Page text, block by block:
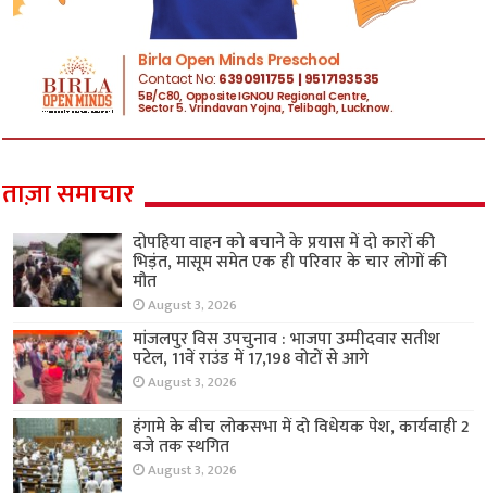
ताज़ा समाचार
दोपहिया वाहन को बचाने के प्रयास में दो कारों की
भिड़ंत, मासूम समेत एक ही परिवार के चार लोगों की
मौत
August 3, 2026
मांजलपुर विस उपचुनाव : भाजपा उम्मीदवार सतीश
पटेल, 11वें राउंड में 17,198 वोटों से आगे
August 3, 2026
हंगामे के बीच लोकसभा में दो विधेयक पेश, कार्यवाही 2
बजे तक स्थगित
August 3, 2026